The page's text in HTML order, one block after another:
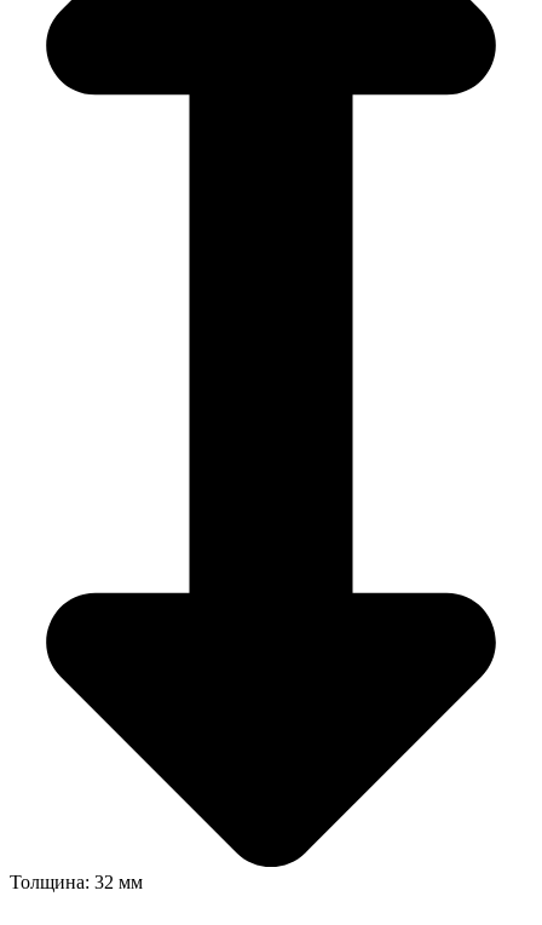
Толщина: 32 мм